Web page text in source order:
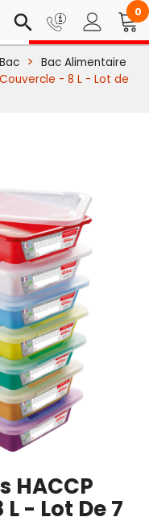
search 0
Bac Alimentaire
- 8 L - Lot de
HACCP
- Lot De 7